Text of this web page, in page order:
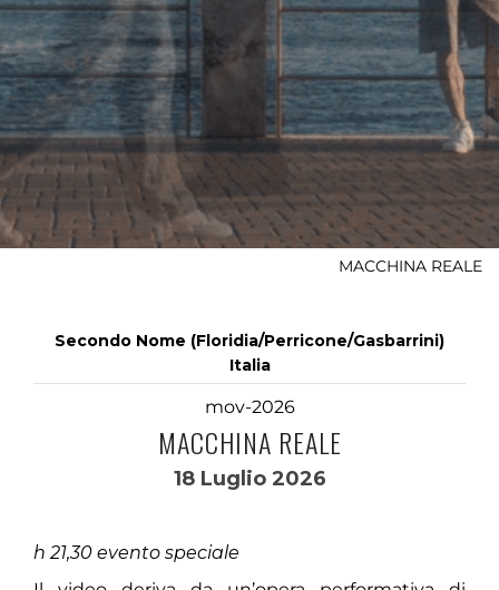
MACCHINA REALE
Secondo Nome (Floridia/Perricone/Gasbarrini)
Italia
mov-2026
MACCHINA REALE
18 Luglio 2026
h 21,30 evento speciale